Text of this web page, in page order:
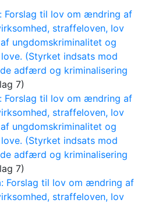
Forslag til lov om ændring af
straffeloven, lov
ungdomskriminalitet og
(Styrket indsats mod
adfærd og kriminalisering
7)
Forslag til lov om ændring af
straffeloven, lov
ungdomskriminalitet og
(Styrket indsats mod
adfærd og kriminalisering
7)
Forslag til lov om ændring af
straffeloven, lov